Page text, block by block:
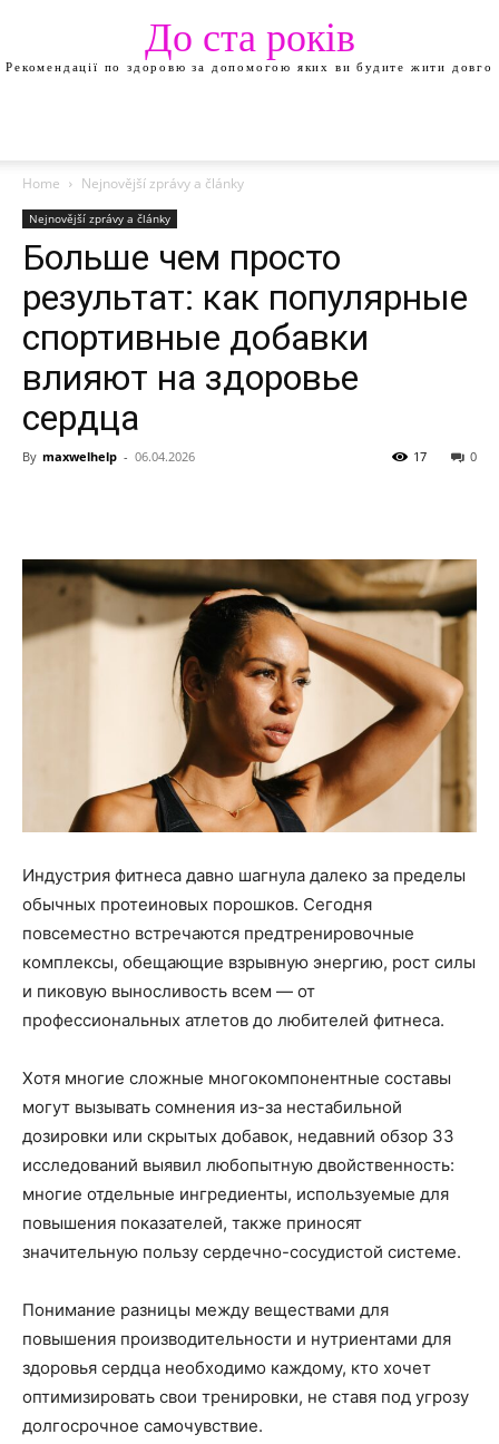
До ста років
Рекомендації по здоровю за допомогою яких ви будите жити довго
Home Nejnovější zprávy a články
Nejnovější zprávy a články
Больше чем просто
результат: как популярные
спортивные добавки
влияют на здоровье
сердца
By maxwelhelp - 06.04.2026 0
17
Индустрия фитнеса давно шагнула далеко за пределы
обычных протеиновых порошков. Сегодня
повсеместно встречаются предтренировочные
комплексы, обещающие взрывную энергию, рост силы
и пиковую выносливость всем — от
профессиональных атлетов до любителей фитнеса.
Хотя многие сложные многокомпонентные составы
могут вызывать сомнения из-за нестабильной
дозировки или скрытых добавок, недавний обзор 33
исследований выявил любопытную двойственность:
многие отдельные ингредиенты, используемые для
повышения показателей, также приносят
значительную пользу сердечно-сосудистой системе.
Понимание разницы между веществами для
повышения производительности и нутриентами для
здоровья сердца необходимо каждому, кто хочет
оптимизировать свои тренировки, не ставя под угрозу
долгосрочное самочувствие.